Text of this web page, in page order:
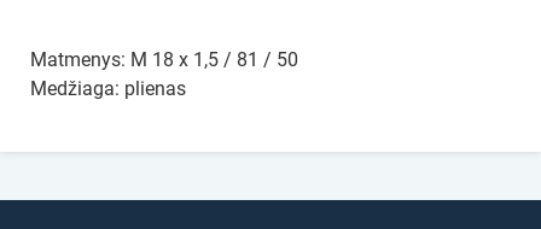
Matmenys: M 18 x 1,5 / 81 / 50
Medžiaga: plienas